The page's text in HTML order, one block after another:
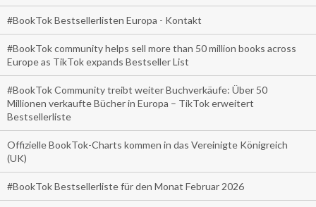
#BookTok Bestsellerlisten Europa - Kontakt
#BookTok community helps sell more than 50 million books across
Europe as TikTok expands Bestseller List
#BookTok Community treibt weiter Buchverkäufe: Über 50
Millionen verkaufte Bücher in Europa – TikTok erweitert
Bestsellerliste
Offizielle BookTok-Charts kommen in das Vereinigte Königreich
(UK)
#BookTok Bestsellerliste für den Monat Februar 2026